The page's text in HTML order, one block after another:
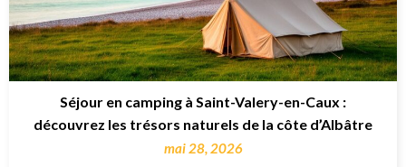
Séjour en camping à Saint-Valery-en-Caux :
découvrez les trésors naturels de la côte d’Albâtre
mai 28, 2026